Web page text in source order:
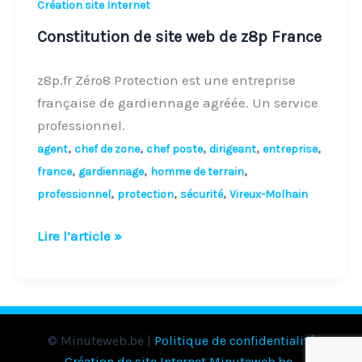
Création site Internet
Constitution de site web de z8p France
z8p.fr Zéro8 Protection est une entreprise
française de gardiennage agréée. Un service
professionnel.
agent, chef de zone, chef poste, dirigeant, entreprise,
france, gardiennage, homme de terrain,
professionnel, protection, sécurité, Vireux-Molhain
Lire l’article »
© Minuteweb.be | Politique de confidentialité